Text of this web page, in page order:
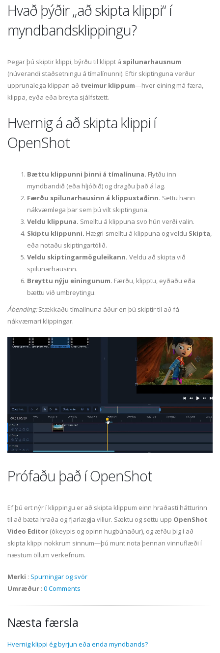
Hvað þýðir „að skipta klippi“ í
myndbandsklippingu?
Þegar þú skiptir klippi, býrðu til klippt á spilunarhausnum
(núverandi staðsetningu á tímalínunni). Eftir skiptinguna verður
upprunalega klippan að tveimur klippum—hver eining má færa,
klippa, eyða eða breyta sjálfstætt.
Hvernig á að skipta klippi í
OpenShot
Bættu klippunni þinni á tímalínuna. Flytðu inn
myndbandið (eða hljóðið) og dragðu það á lag.
Færðu spilunarhausinn á klippustaðinn. Settu hann
nákvæmlega þar sem þú vilt skiptinguna.
Veldu klippuna. Smelltu á klippuna svo hún verði valin.
Skiptu klippunni. Hægri-smelltu á klippuna og veldu Skipta,
eða notaðu skiptingartólið.
Veldu skiptingarmöguleikann. Veldu að skipta við
spilunarhausinn.
Breyttu nýju einingunum. Færðu, klipptu, eyðaðu eða
bættu við umbreytingu.
Ábending:Stækkaðu tímalínuna áður en þú skiptir til að fá
nákvæmari klippingar.
Prófaðu það í OpenShot
Ef þú ert nýr í klippingu er að skipta klippum einn hraðasti hátturinn
til að bæta hraða og fjarlægja villur. Sæktu og settu upp OpenShot
Video Editor (ókeypis og opinn hugbúnaður), og æfðu þig í að
skipta klippi nokkrum sinnum—þú munt nota þennan vinnuflæði í
næstum öllum verkefnum.
Merki : Spurningar og svör
Umræður : 0 Comments
Næsta færsla
Hvernig klippi ég byrjun eða enda myndbands?